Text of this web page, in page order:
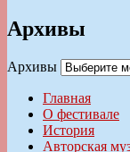
Архивы
Архивы
Главная
О фестивале
История
Авторская